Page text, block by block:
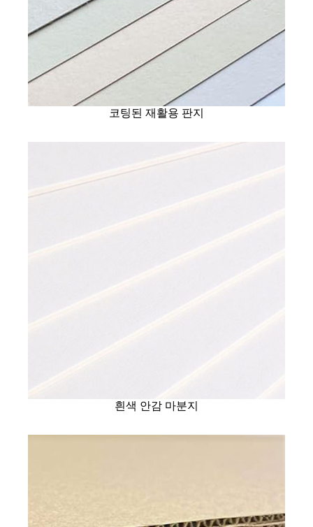
코팅된 재활용 판지
흰색 안감 마분지